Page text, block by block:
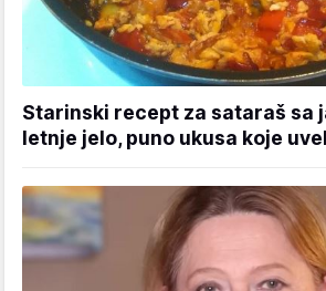
Starinski recept za sataraš sa
letnje jelo, puno ukusa koje